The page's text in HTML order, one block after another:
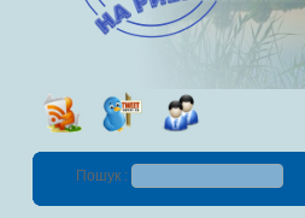
Пошук :